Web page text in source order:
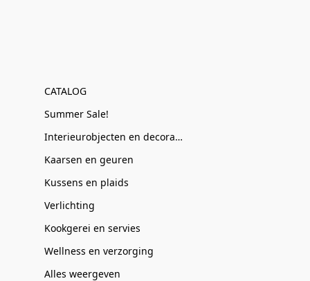
CATALOG
Summer Sale!
Interieurobjecten en decoratie
Kaarsen en geuren
Kussens en plaids
Verlichting
Kookgerei en servies
Wellness en verzorging
Alles weergeven